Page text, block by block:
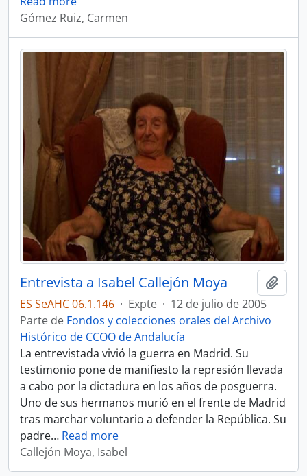
Gómez Ruiz, Carmen
Entrevista a Isabel Callejón Moya
ES SeAHC 06.1.146 · Expte · 12 de julio de 2005
Parte de Fondos y colecciones orales del Archivo
Histórico de CCOO de Andalucía
La entrevistada vivió la guerra en Madrid. Su
testimonio pone de manifiesto la represión llevada
a cabo por la dictadura en los años de posguerra.
Uno de sus hermanos murió en el frente de Madrid
tras marchar voluntario a defender la República. Su
padre… Read more
Callejón Moya, Isabel